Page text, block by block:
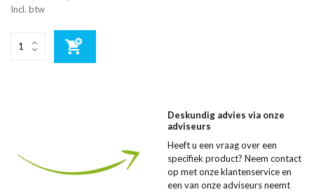
Incl. btw
Deskundig advies via onze
adviseurs
Heeft u een vraag over een
specifiek product? Neem contact
op met onze klantenservice en
een van onze adviseurs neemt